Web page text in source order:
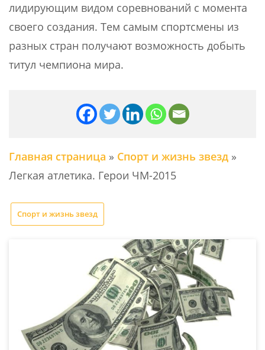
лидирующим видом соревнований с момента
своего создания. Тем самым спортсмены из
разных стран получают возможность добыть
титул чемпиона мира.
Главная страница » Спорт и жизнь звезд »
Легкая атлетика. Герои ЧМ-2015
Спорт и жизнь звезд